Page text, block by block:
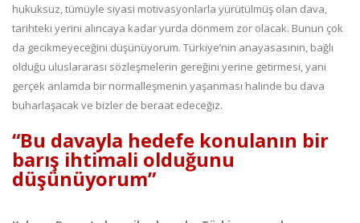
hukuksuz, tümüyle siyasi motivasyonlarla yürütülmüş olan dava,
tarihteki yerini alıncaya kadar yurda dönmem zor olacak. Bunun çok
da gecikmeyeceğini düşünüyorum. Türkiye’nin anayasasının, bağlı
olduğu uluslararası sözleşmelerin gereğini yerine getirmesi, yani
gerçek anlamda bir normalleşmenin yaşanması halinde bu dava
buharlaşacak ve bizler de beraat edeceğiz.
“Bu davayla hedefe konulanın bir
barış ihtimali olduğunu
düşünüyorum”